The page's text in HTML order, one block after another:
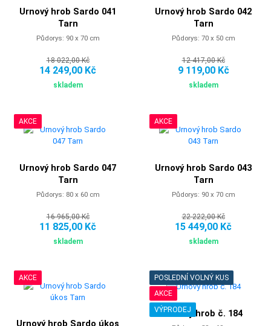
Urnový hrob Sardo 041
Tarn
Půdorys: 90 x 70 cm
18 022,00 Kč
14 249,00 Kč
skladem
Urnový hrob Sardo 042
Tarn
Půdorys: 70 x 50 cm
12 417,00 Kč
9 119,00 Kč
skladem
AKCE
Urnový hrob Sardo 047
Tarn
Půdorys: 80 x 60 cm
16 965,00 Kč
11 825,00 Kč
skladem
AKCE
Urnový hrob Sardo 043
Tarn
Půdorys: 90 x 70 cm
22 222,00 Kč
15 449,00 Kč
skladem
AKCE
POSLEDNÍ VOLNÝ KUS
AKCE
VÝPRODEJ
Urnový hrob č. 184